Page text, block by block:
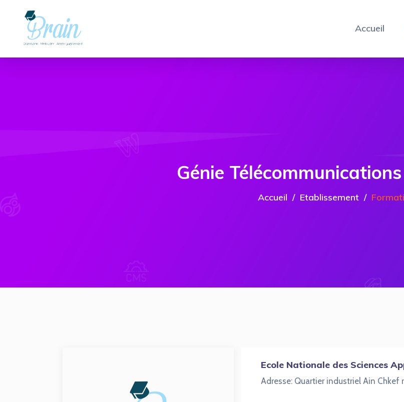
Accueil
Génie
Accueil Etablissement
Ecole Nationale des Sciences
Adresse: Quartier industriel Ain Chkef